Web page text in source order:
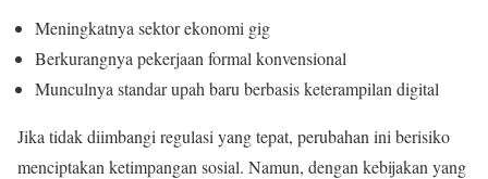
Meningkatnya sektor ekonomi gig
Berkurangnya pekerjaan formal konvensional
Munculnya standar upah baru berbasis keterampilan digital
Jika tidak diimbangi regulasi yang tepat, perubahan ini berisiko
menciptakan ketimpangan sosial. Namun, dengan kebijakan yang